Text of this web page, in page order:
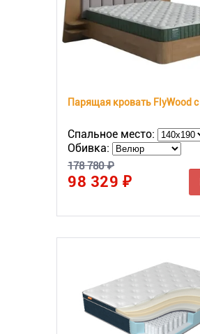
Спальное место:
Обивка:
178 780 ₽
98 329 ₽